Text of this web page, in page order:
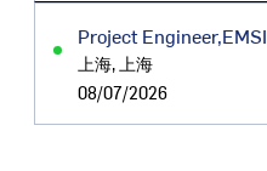
Project Engineer,EMSI
上海, 上海
08/07/2026